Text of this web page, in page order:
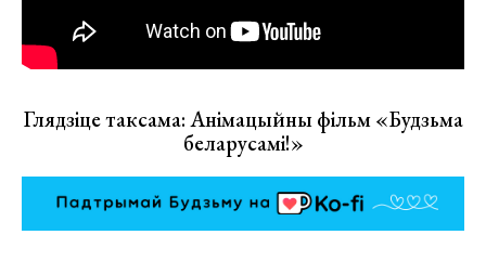
Глядзіце таксама: Анімацыйны фільм «Будзьма
беларусамі!»